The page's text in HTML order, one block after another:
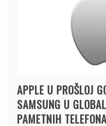
APPLE U PROŠLOJ
SAMSUNG U
PAMETNIH